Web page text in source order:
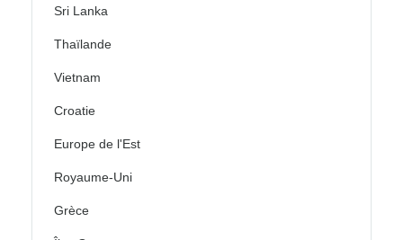
Sri Lanka
Thaïlande
Vietnam
Croatie
Europe de l'Est
Royaume-Uni
Grèce